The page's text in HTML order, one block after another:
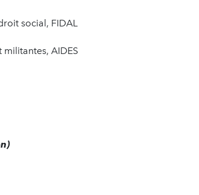
social, FIDAL
militantes, AIDES